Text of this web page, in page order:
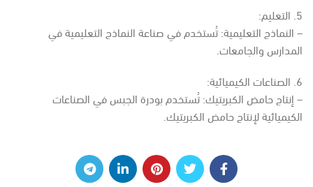
5. التعليم:
– النماذج التعليمية: تُستخدم في صناعة النماذج التعليمية في
المدارس والجامعات.
6. الصناعات الكيميائية:
– إنتاج حامض الكبريتيك: تُستخدم بودرة الجبس في الصناعات
الكيميائية لإنتاج حامض الكبريتيك.